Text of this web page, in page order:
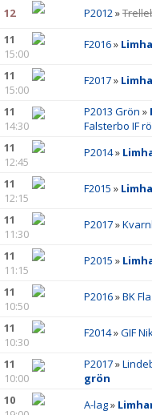
12 P2012»
11
15:00
F2016»
11
15:00
F2017»
11
14:30
P2013 Grön »
Falsterbo IF
11
12:45
P2014»
11
12:15
F2015 »
11
11:30
P2017»
11
11:15
P2015 »
11
10:50
P2016»BK
11
10:30
F2014»GIF
11
10:00
P2017»
grön
10
A-lag»